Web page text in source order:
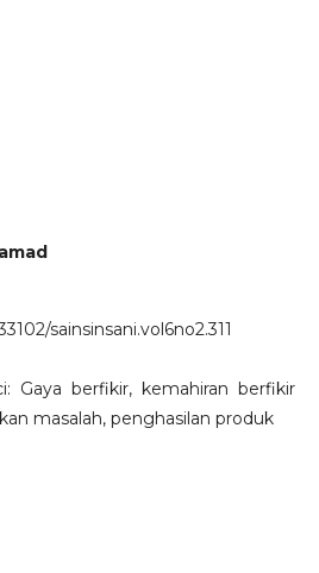
sainsinsani.vol6no2.311
Gaya berfikir, kemahiran berfikir
masalah, penghasilan produk